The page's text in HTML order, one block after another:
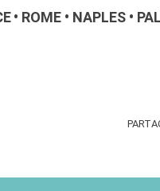
ROME NAPLES